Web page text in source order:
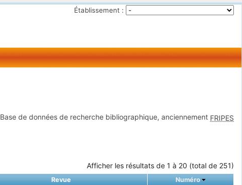
Établissement :
Base de données de recherche bibliographique, anciennement FRIPES
Afficher les résultats de 1 à 20 (total de 251)
Revue Numéro